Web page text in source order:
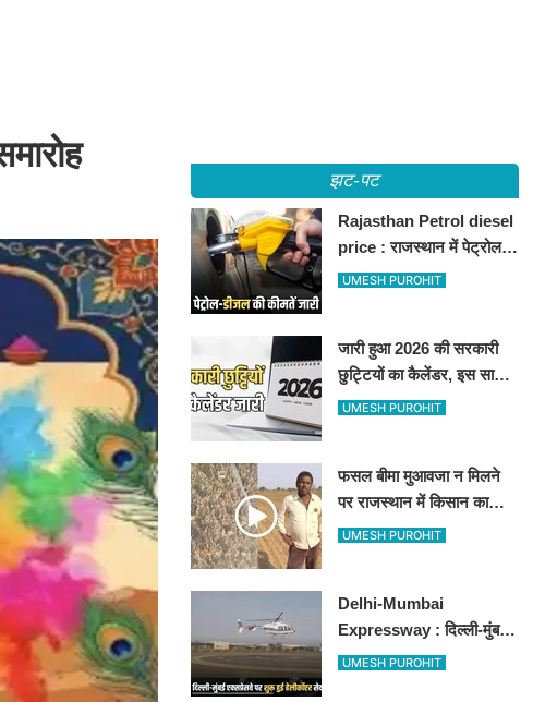
झट-पट
Rajasthan Petrol diesel
price : राजस्थान में पेट्रोल-
डीजल की कीमतें जारी, जानिए
UMESH PUROHIT
जारी हुआ 2026 की सरकारी
छुट्टियों का कैलेंडर, इस साल
कई बार मिलेगा लगातार
UMESH PUROHIT
फसल बीमा मुआवजा न मिलने
पर राजस्थान में किसान का
अनोखा विरोध, खेतों में बो दिए
UMESH PUROHIT
Delhi-Mumbai
Expressway : दिल्ली-मुंबई
एक्सप्रेसवे पर अब मिलेगी ये
UMESH PUROHIT